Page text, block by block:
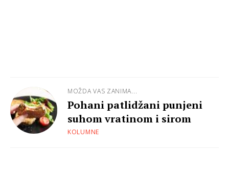
MOŽDA VAS ZANIMA...
Pohani patlidžani punjeni
suhom vratinom i sirom
KOLUMNE